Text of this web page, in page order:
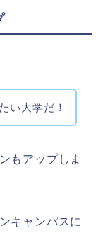
い大学だ！
もアップしま
キャンパスに